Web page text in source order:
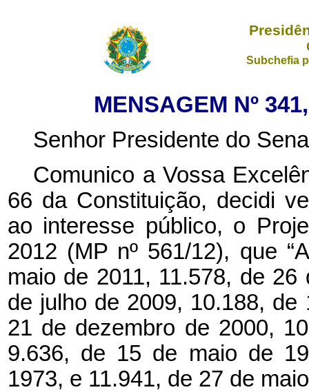
Subchefia
MENSAGEM Nº
Senhor Presidente do
Comunico a Vossa
66 da Constituição, decidi
ao interesse público, o
2012 (MP nº 561/12), que
maio de 2011, 11.578, de
de julho de 2009, 10.188,
21 de dezembro de 2000,
9.636, de 15 de maio de
1973, e 11.941, de 27 de